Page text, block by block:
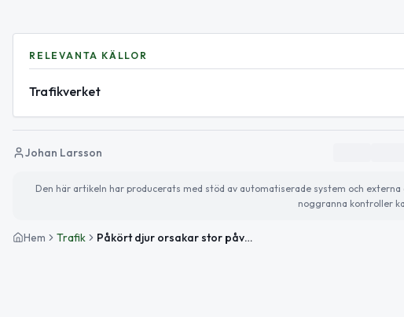
RELEVANTA KÄLLOR
Trafikverket
Johan Larsson
Den här artikeln har producerats med stöd av automatiserade system och
noggranna kontroller
Hem Trafik Påkört djur orsakar stor påverkan på väg 1026 mellan Furutorp och Vanstad V